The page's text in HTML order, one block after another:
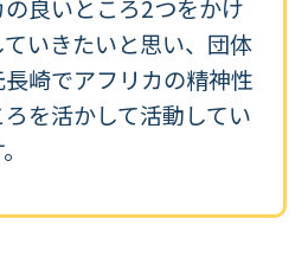
良いところ2つをかけ
いきたいと思い、団体
崎でアフリカの精神性
を活かして活動してい